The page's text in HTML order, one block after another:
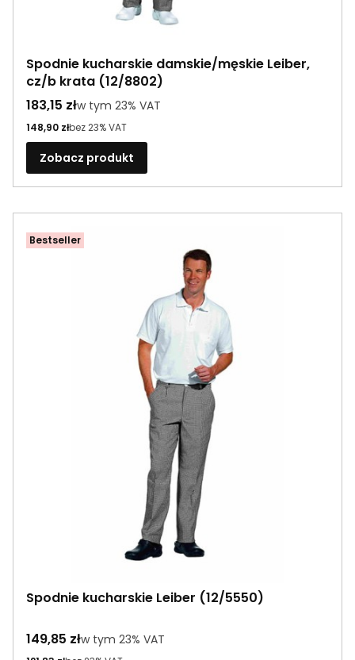
Spodnie kucharskie damskie/męskie Leiber,
cz/b krata (12/8802)
Cena brutto
183,15 złw tym %s VAT
w tym 23% VAT
Cena netto
148,90 złbez 23% VAT
Zobacz produkt
Bestseller
Spodnie kucharskie Leiber (12/5550)
Cena brutto
149,85 złw tym %s VAT
w tym 23% VAT